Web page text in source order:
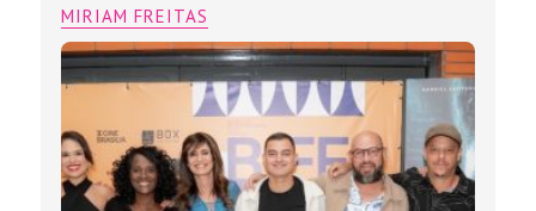
MIRIAM FREITAS